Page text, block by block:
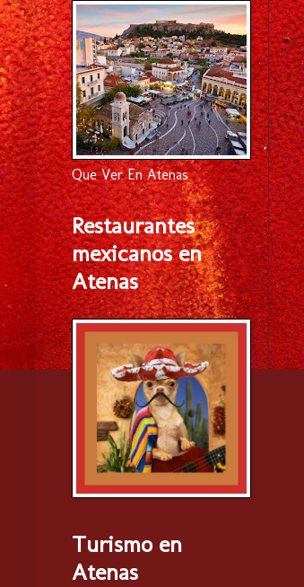
Que Ver En Atenas
Restaurantes
mexicanos en
Atenas
Turismo en
Atenas